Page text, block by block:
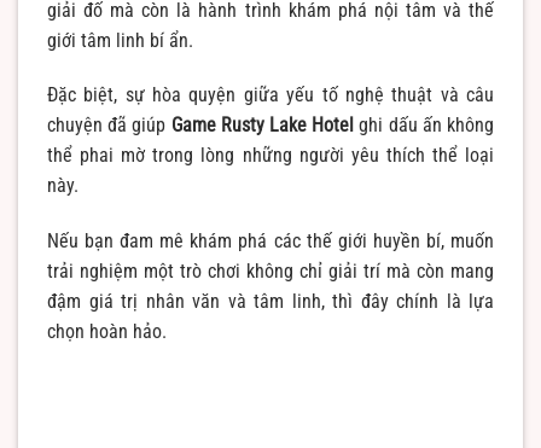
giải đố mà còn là hành trình khám phá nội tâm và thế
giới tâm linh bí ẩn.
Đặc biệt, sự hòa quyện giữa yếu tố nghệ thuật và câu
chuyện đã giúp Game Rusty Lake Hotel ghi dấu ấn không
thể phai mờ trong lòng những người yêu thích thể loại
này.
Nếu bạn đam mê khám phá các thế giới huyền bí, muốn
trải nghiệm một trò chơi không chỉ giải trí mà còn mang
đậm giá trị nhân văn và tâm linh, thì đây chính là lựa
chọn hoàn hảo.